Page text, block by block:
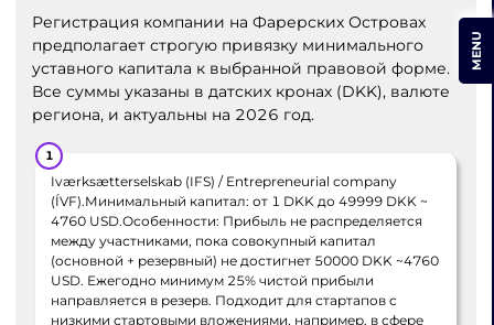
Регистрация компании на Фарерских Островах
предполагает строгую привязку минимального
уставного капитала к выбранной правовой форме.
Все суммы указаны в датских кронах (DKK), валюте
региона, и актуальны на 2026 год.
Iværksætterselskab (IFS) / Entrepreneurial company
(ÍVF).Минимальный капитал: от 1 DKK до 49999 DKK ~
4760 USD.Особенности: Прибыль не распределяется
между участниками, пока совокупный капитал
(основной + резервный) не достигнет 50000 DKK ~4760
USD. Ежегодно минимум 25% чистой прибыли
направляется в резерв. Подходит для стартапов с
низкими стартовыми вложениями, например, в сфере
MENU